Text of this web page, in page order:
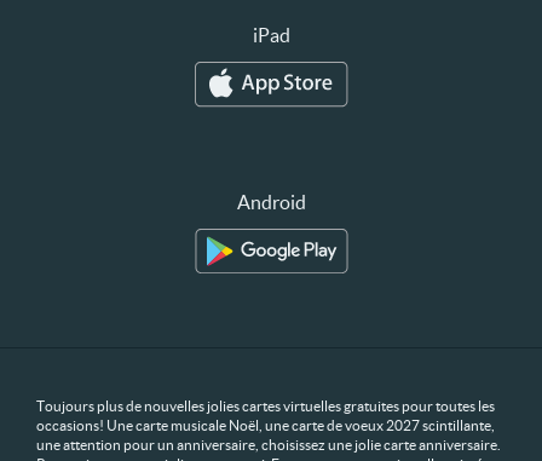
iPad
Android
Toujours plus de nouvelles jolies cartes virtuelles gratuites pour toutes les
occasions! Une carte musicale Noël, une carte de voeux 2027 scintillante,
une attention pour un anniversaire, choisissez une jolie carte anniversaire.